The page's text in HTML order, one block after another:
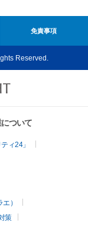
免責事項
Reserved.
ついて
ィ24」
）
策